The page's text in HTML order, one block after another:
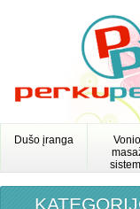
Dušo įranga